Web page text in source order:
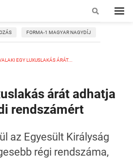
FORMA-1 MAGYAR NAGYDÍJ
EGY LUXUSLAKÁS ÁRÁT...
árát adhatja
rendszámért
az Egyesült Királyság
régi rendszáma,